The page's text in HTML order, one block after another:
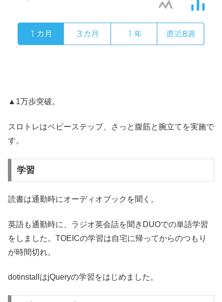
▲1万歩突破。
スロトレはベビーステップ、さっと腹筋と腕立てを実施で
す。
学習
読書は通勤時にオーディオブックを聞く。
英語も通勤時に、ラジオ英会話を聞きDUOでの単語学習
をしました。TOEICの学習は自宅に帰ってからのつもり
が時間切れ。
dotinstallはjQueryの学習をはじめました。